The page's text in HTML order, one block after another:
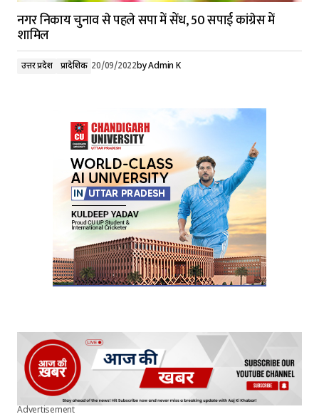
नगर निकाय चुनाव से पहले सपा में सेंध, 50 सपाई कांग्रेस में
शामिल
उत्तर प्रदेश प्रादेशिक 20/09/2022byAdmin K
Advertisement